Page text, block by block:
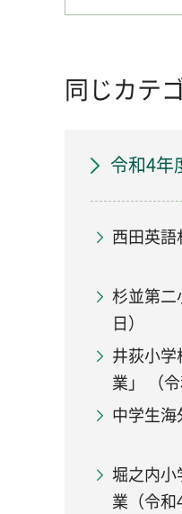
同じカテ
令和4年
西田英語
杉並第
日）
井荻小
業」 （
中学生
堀之内
業（令和